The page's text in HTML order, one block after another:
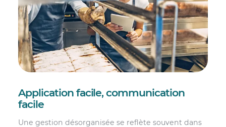
Application facile, communication
facile
Une gestion désorganisée se reflète souvent dans